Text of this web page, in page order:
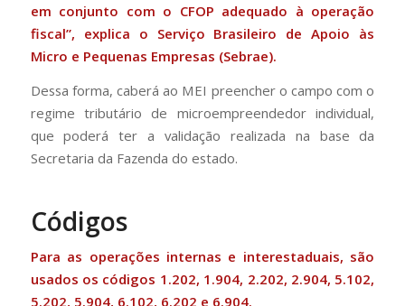
em conjunto com o CFOP adequado à operação
fiscal”, explica o Serviço Brasileiro de Apoio às
Micro e Pequenas Empresas (Sebrae).
Dessa forma, caberá ao MEI preencher o campo com o
regime tributário de microempreendedor individual,
que poderá ter a validação realizada na base da
Secretaria da Fazenda do estado.
Códigos
Para as operações internas e interestaduais, são
usados os códigos 1.202, 1.904, 2.202, 2.904, 5.102,
5.202, 5.904, 6.102, 6.202 e 6.904.